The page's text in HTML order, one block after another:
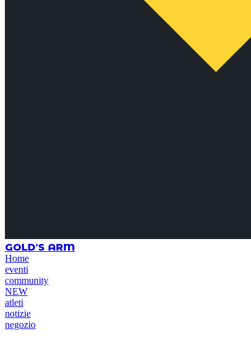
GOLD'S ARM
Home
eventi
community
NEW
atleti
notizie
negozio